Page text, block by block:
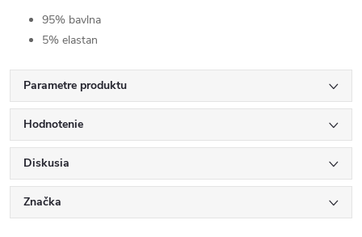
95% bavlna
5% elastan
Parametre produktu
Hodnotenie
Diskusia
Značka